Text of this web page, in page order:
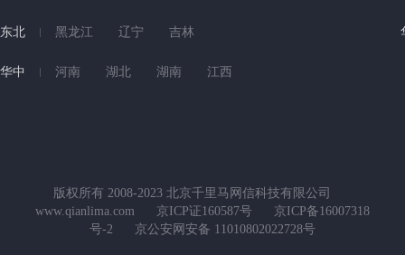
东北 黑龙江 辽宁 吉林
华中 河南 湖北 湖南 江西
版权所有 2008-2023 北京千里马网信科技有限公司
www.qianlima.com
京ICP证160587号
京ICP备16007318
号-2
京公安网安备 11010802022728号